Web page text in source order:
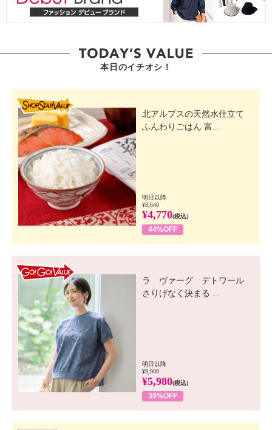
本日のイチオシ！
北アルプスの天然水仕立て
ふんわりごはん 富...
明日以降
¥8,640
¥4,770(税込)
44%OFF
ラ ヴァーグ デトワール
さりげなく決まる ...
明日以降
¥9,900
¥5,980(税込)
39%OFF